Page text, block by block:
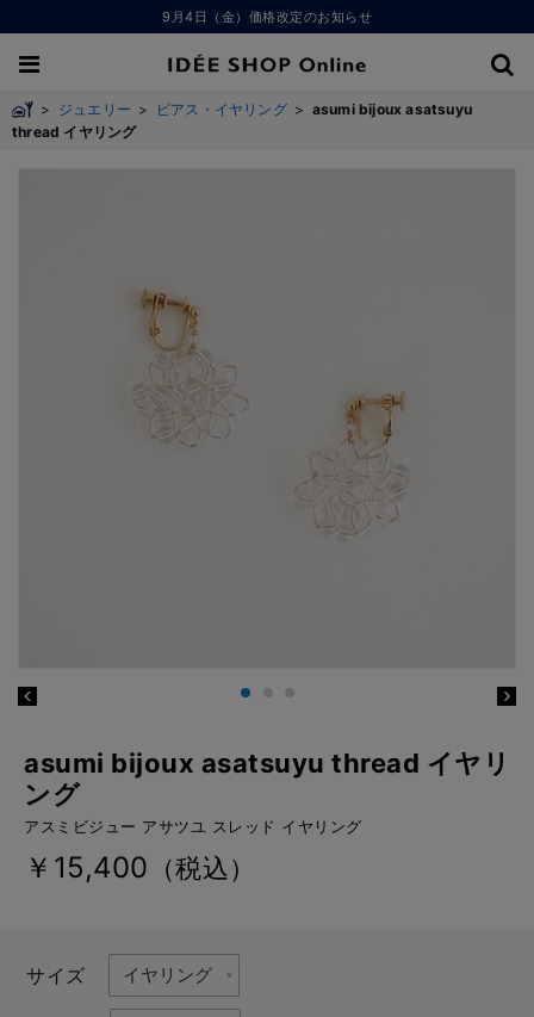
9月4日（金）価格改定のお知らせ
> ジュエリー > ピアス・イヤリング> asumi bijoux asatsuyu
thread イヤリング
asumi bijoux asatsuyu thread イヤリ
ング
アスミビジュー アサツユ スレッド イヤリング
￥15,400 （税込）
サイズ